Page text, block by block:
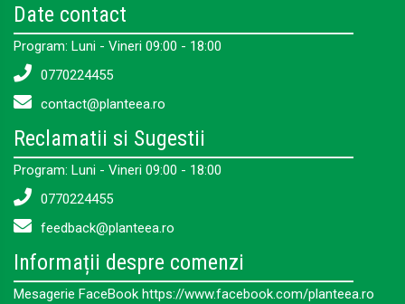
Date contact
Program: Luni - Vineri 09:00 - 18:00
0770224455
contact@planteea.ro
Reclamatii si Sugestii
Program: Luni - Vineri 09:00 - 18:00
0770224455
feedback@planteea.ro
Informații despre comenzi
Mesagerie FaceBook https://www.facebook.com/planteea.ro